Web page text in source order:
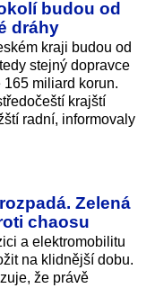
budou od
dráhy
kraji budou od
stejný dopravce
miliard korun.
krajští
radní, informovaly
Zelená
chaosu
a elektromobilitu
na klidnější dobu.
že právě